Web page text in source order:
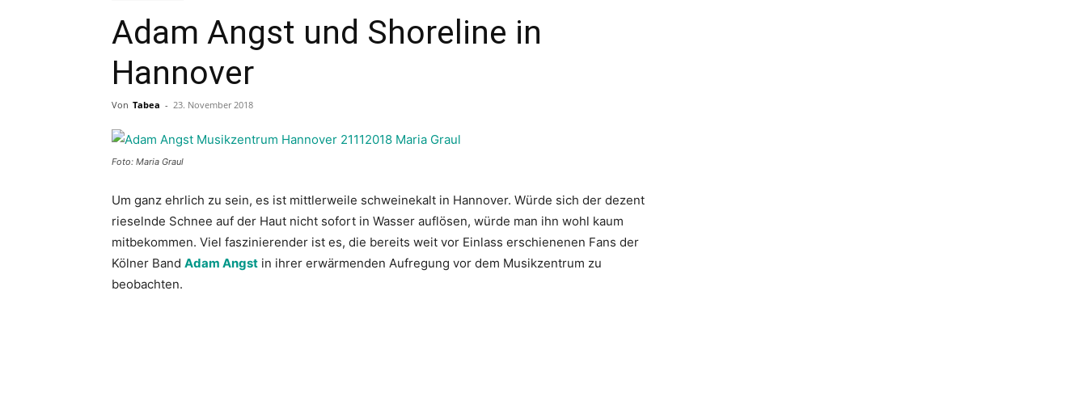
Adam Angst und Shoreline in
Hannover
Von Tabea - 23. November 2018
Foto: Maria Graul
Um ganz ehrlich zu sein, es ist mittlerweile schweinekalt in Hannover. Würde sich der dezent
rieselnde Schnee auf der Haut nicht sofort in Wasser auflösen, würde man ihn wohl kaum
mitbekommen. Viel faszinierender ist es, die bereits weit vor Einlass erschienenen Fans der
Kölner Band Adam Angst in ihrer erwärmenden Aufregung vor dem Musikzentrum zu
beobachten.